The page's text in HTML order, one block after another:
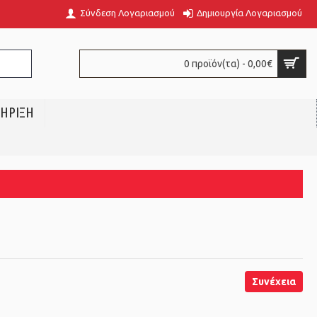
Σύνδεση Λογαριασμού Δημιουργία Λογαριασμού
0 προϊόν(τα) - 0,00€
Συνέχεια